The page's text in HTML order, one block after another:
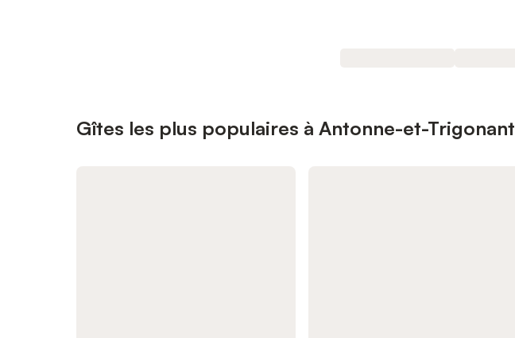
Gîtes les plus populaires à Antonne-et-Trigonant